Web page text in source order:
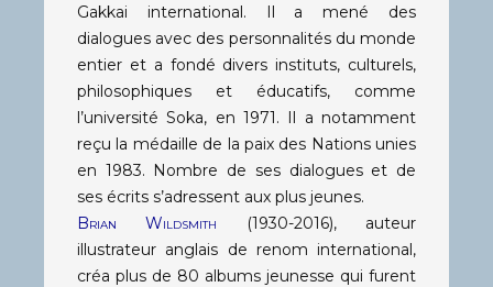
Gakkai international. Il a mené des
dialogues avec des personnalités du monde
entier et a fondé divers instituts, culturels,
philosophiques et éducatifs, comme
l’université Soka, en 1971. Il a notamment
reçu la médaille de la paix des Nations unies
en 1983. Nombre de ses dialogues et de
ses écrits s’adressent aux plus jeunes.
Brian Wildsmith (1930-2016), auteur
illustrateur anglais de renom international,
créa plus de 80 albums jeunesse qui furent